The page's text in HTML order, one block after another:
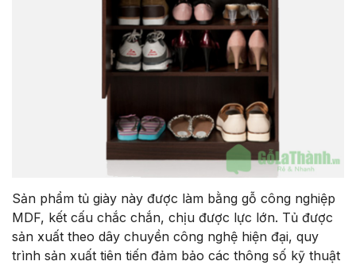
Sản phẩm tủ giày này được làm bằng gỗ công nghiệp
MDF, kết cấu chắc chắn, chịu được lực lớn. Tủ được
sản xuất theo dây chuyền công nghệ hiện đại, quy
trình sản xuất tiên tiến đảm bảo các thông số kỹ thuật